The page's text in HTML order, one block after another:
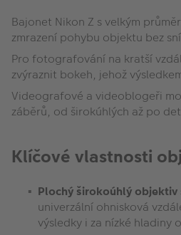
Bajonet Nikon Z s velkým
zmrazení pohybu objektu bez
Pro fotografování na kratší
zvýraznit bokeh, jehož
Videografové a videoblogeři
záběrů, od širokúhlých až po
Klíčové vlastnosti
Plochý širokoúhlý
univerzální ohnisková
výsledky i za nízké hladiny